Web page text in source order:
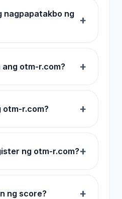
nagpapatakbo ng
otm-r.com?
otm-r.com?
ng otm-r.com?
ng score?